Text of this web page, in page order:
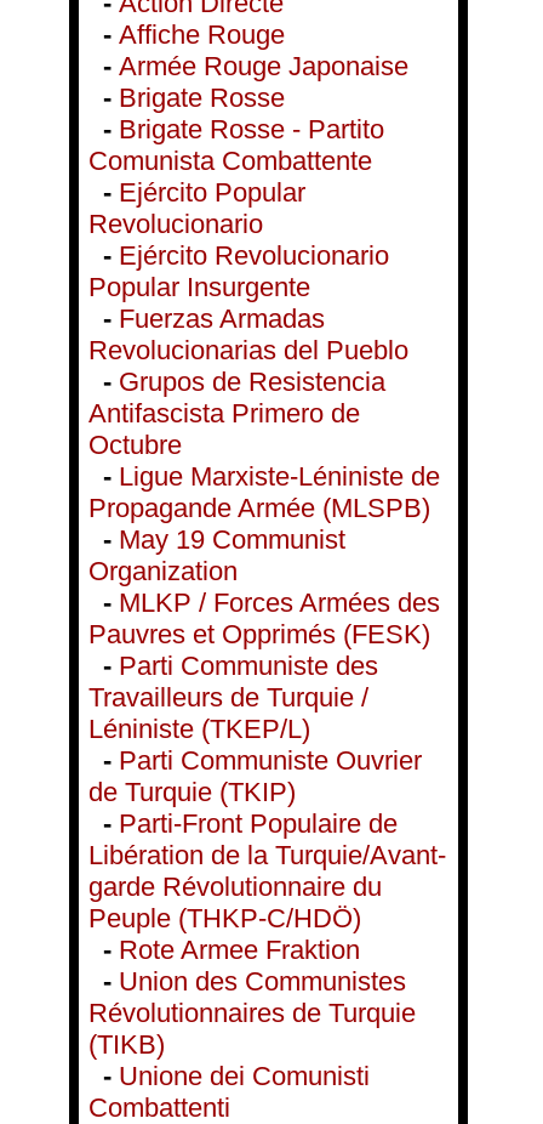
- Affiche Rouge
- Armée Rouge Japonaise
- Brigate Rosse
- Brigate Rosse - Partito
Comunista Combattente
- Ejército Popular
Revolucionario
- Ejército Revolucionario
Popular Insurgente
- Fuerzas Armadas
Revolucionarias del Pueblo
- Grupos de Resistencia
Antifascista Primero de
Octubre
- Ligue Marxiste-Léniniste de
Propagande Armée (MLSPB)
- May 19 Communist
Organization
- MLKP / Forces Armées des
Pauvres et Opprimés (FESK)
- Parti Communiste des
Travailleurs de Turquie /
Léniniste (TKEP/L)
- Parti Communiste Ouvrier
de Turquie (TKIP)
- Parti-Front Populaire de
Libération de la Turquie/Avant-
garde Révolutionnaire du
Peuple (THKP-C/HDÖ)
- Rote Armee Fraktion
- Union des Communistes
Révolutionnaires de Turquie
(TIKB)
- Unione dei Comunisti
Combattenti